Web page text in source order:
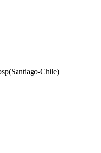
Chile)